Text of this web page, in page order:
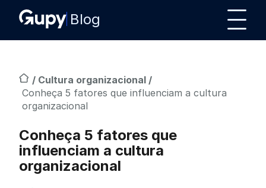
Blog
/ Cultura organizacional /
Conheça 5 fatores que influenciam a cultura
organizacional
Conheça 5 fatores que
influenciam a cultura
organizacional